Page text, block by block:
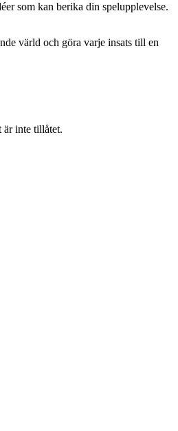
som kan berika din spelupplevelse.
värld och göra varje insats till en
inte tillåtet.